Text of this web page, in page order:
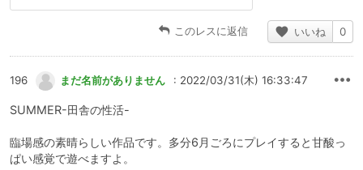
このレスに返信 いいね 0
196 まだ名前がありません : 2022/03/31(木) 16:33:47
SUMMER-田舎の性活-
臨場感の素晴らしい作品です。多分6月ごろにプレイすると甘酸っ
ぱい感覚で遊べますよ。